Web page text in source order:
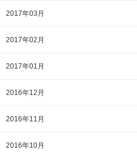
2017年03月
2017年02月
2017年01月
2016年12月
2016年11月
2016年10月